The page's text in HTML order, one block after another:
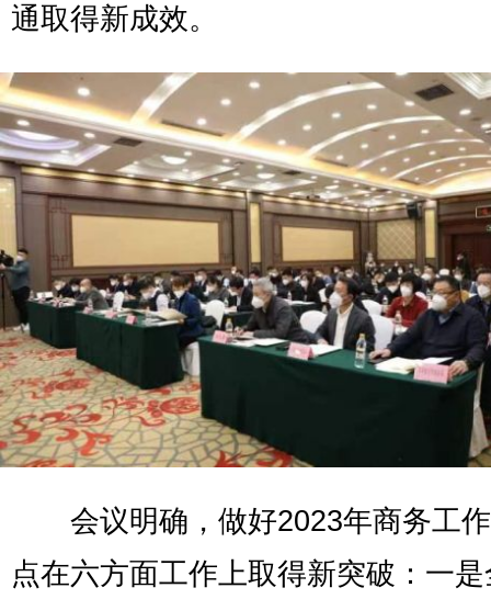
通取得新成效。
会议明确，做好2023年商务工
点在六方面工作上取得新突破：一